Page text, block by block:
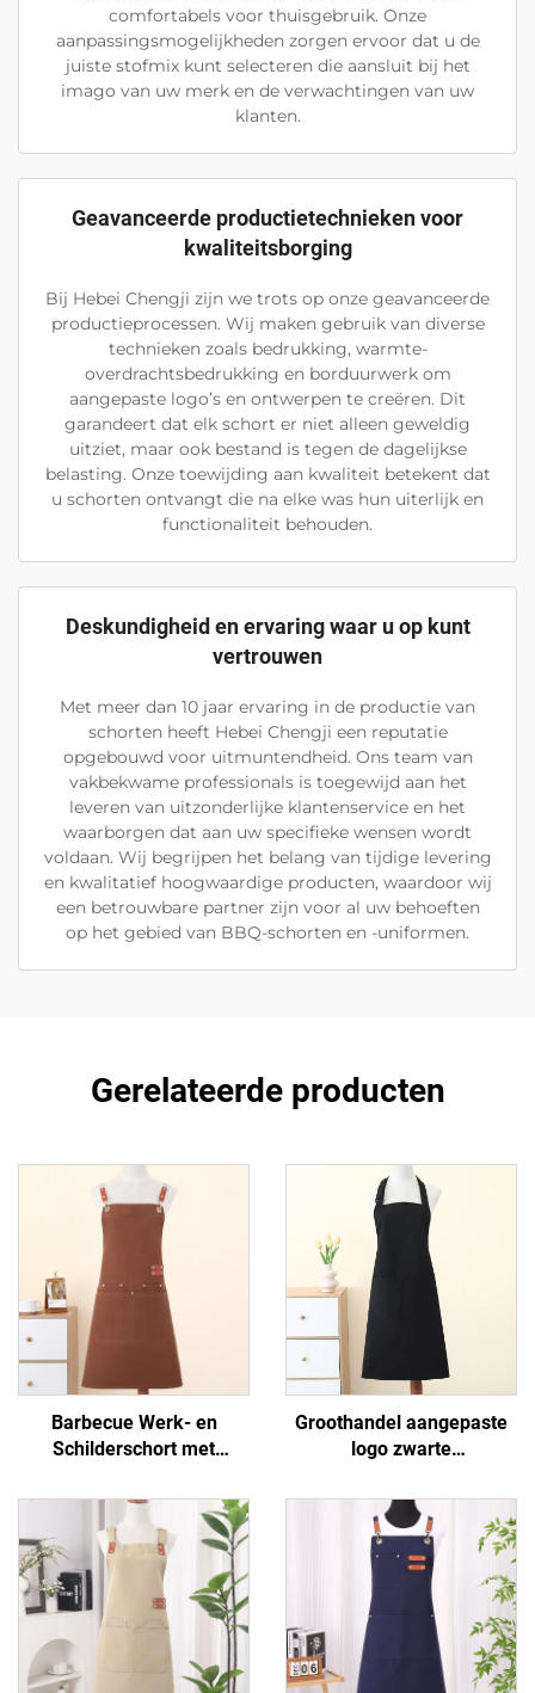
comfortabels voor thuisgebruik. Onze
aanpassingsmogelijkheden zorgen ervoor dat u de
juiste stofmix kunt selecteren die aansluit bij het
imago van uw merk en de verwachtingen van uw
klanten.
Geavanceerde productietechnieken voor
kwaliteitsborging
Bij Hebei Chengji zijn we trots op onze geavanceerde
productieprocessen. Wij maken gebruik van diverse
technieken zoals bedrukking, warmte-
overdrachtsbedrukking en borduurwerk om
aangepaste logo’s en ontwerpen te creëren. Dit
garandeert dat elk schort er niet alleen geweldig
uitziet, maar ook bestand is tegen de dagelijkse
belasting. Onze toewijding aan kwaliteit betekent dat
u schorten ontvangt die na elke was hun uiterlijk en
functionaliteit behouden.
Deskundigheid en ervaring waar u op kunt
vertrouwen
Met meer dan 10 jaar ervaring in de productie van
schorten heeft Hebei Chengji een reputatie
opgebouwd voor uitmuntendheid. Ons team van
vakbekwame professionals is toegewijd aan het
leveren van uitzonderlijke klantenservice en het
waarborgen dat aan uw specifieke wensen wordt
voldaan. Wij begrijpen het belang van tijdige levering
en kwalitatief hoogwaardige producten, waardoor wij
een betrouwbare partner zijn voor al uw behoeften
op het gebied van BBQ-schorten en -uniformen.
Gerelateerde producten
Barbecue Werk- en
Schilderschort met
Zakken voor Ober, Bakker,
Koken, Keukenchef
Groothandel aangepaste
logo zwarte
schorten -
katoen/polyester katoen,
ademend en koelend,
verstelbaar met zakken,
voor café, BBQ,
voedselverzorging en
schoonmaken